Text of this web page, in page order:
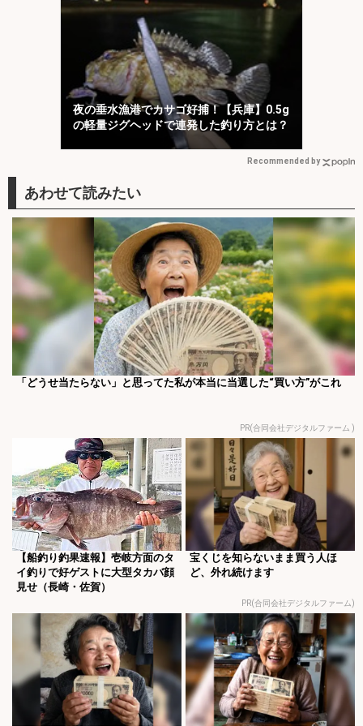
夜の垂水漁港でカサゴ好捕！【兵庫】0.5g
の軽量ジグヘッドで連発した釣り方とは？
Recommended by
「どうせ当たらない」と思ってた私が本当に当選した“買い方”がこれ
PR(合同会社デジタルファーム )
【船釣り釣果速報】壱岐方面のタ
イ釣りで好ゲストに大型タカバ顔
見せ（長崎・佐賀）
宝くじを知らないまま買う人ほ
ど、外れ続けます
PR(合同会社デジタルファーム)